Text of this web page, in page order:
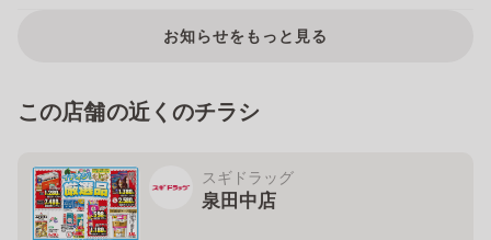
お知らせをもっと見る
この店舗の近くのチラシ
スギドラッグ
泉田中店